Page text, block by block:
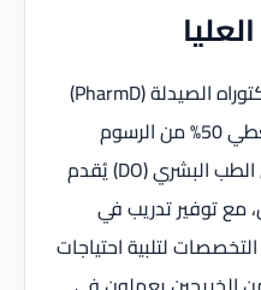
للدراسات العليا، يُعد برنامج دكتوراه الصيدلة (PharmD)
أحد أفضل البرامج، مع منح تُغطي 50% من الرسوم
الدراسية. برنامج الدكتوراه في الطب البشري (DO) يُقدم
مع توفير تدريب في
لتلبية احتياجات